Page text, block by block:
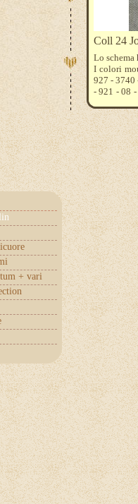
+ vari
Coll 24
Lo
I colori
927 - 3740
- 921 - 08
aiuteremo